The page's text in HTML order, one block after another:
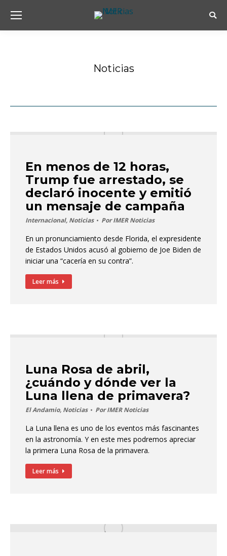
Noticias
En menos de 12 horas,
Trump fue arrestado, se
declaró inocente y emitió
un mensaje de campaña
Internacional, Noticias PorIMER Noticias
En un pronunciamiento desde Florida, el expresidente
de Estados Unidos acusó al gobierno de Joe Biden de
iniciar una “cacería en su contra”.
Leer más
Luna Rosa de abril,
¿cuándo y dónde ver la
Luna llena de primavera?
El Andamio, Noticias PorIMER Noticias
La Luna llena es uno de los eventos más fascinantes
en la astronomía. Y en este mes podremos apreciar
la primera Luna Rosa de la primavera.
Leer más